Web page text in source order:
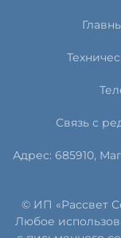
Связь с
Адрес: 685910,
© ИП «Рассвет
Любое